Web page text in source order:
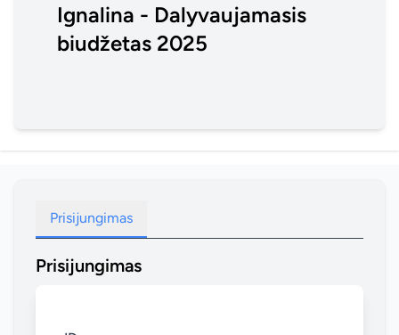
Ignalina - Dalyvaujamasis
biudžetas 2025
Prisijungimas
Prisijungimas